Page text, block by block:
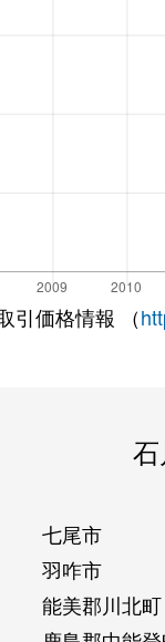
引価格情報 （
七尾市
羽咋市
能美郡川北町